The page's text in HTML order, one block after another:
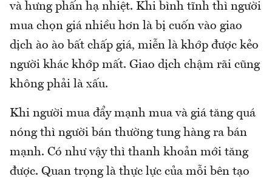
và hưng phấn hạ nhiệt. Khi bình tĩnh thì người
mua chọn giá nhiều hơn là bị cuốn vào giao
dịch ào ào bất chấp giá, miễn là khớp được kẻo
người khác khớp mất. Giao dịch chậm rãi cũng
không phải là xấu.
Khi người mua đẩy mạnh mua và giá tăng quá
nóng thì người bán thường tung hàng ra bán
mạnh. Có như vậy thì thanh khoản mới tăng
được. Quan trọng là thực lực của mỗi bên tạo